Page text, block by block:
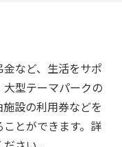
など、生活をサポ
型テーマパークの
設の利用券などを
とができます。詳